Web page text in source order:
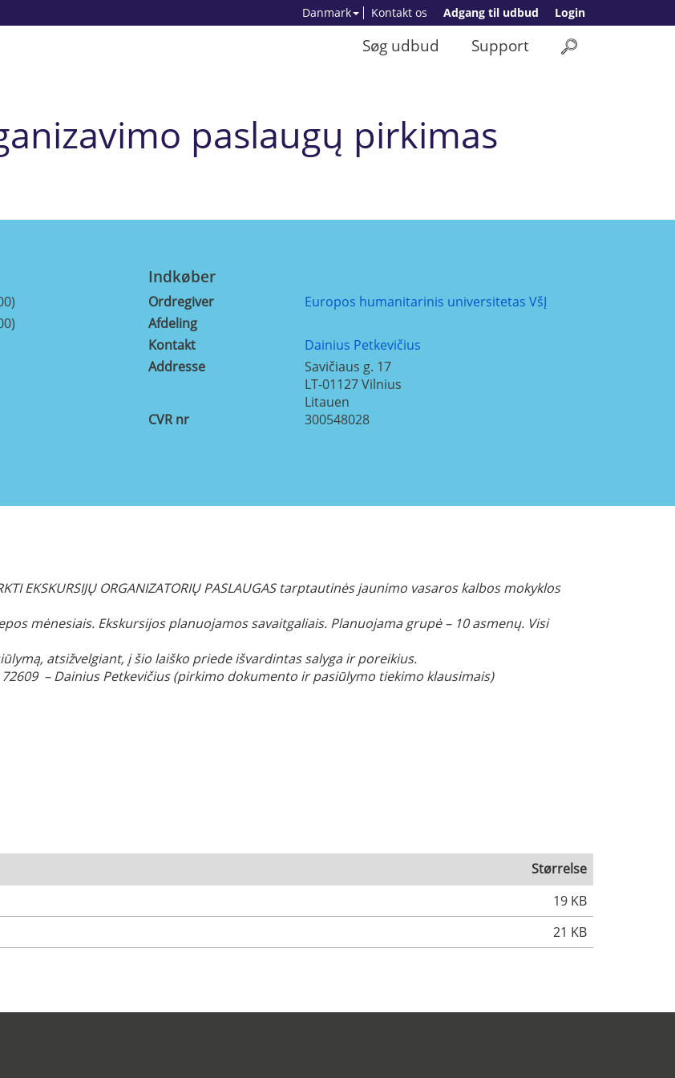
Login
Adgang til udbud
Kontakt os
Danmark
Support
Søg udbud
paslaugų pirkimas
Indkøber
Ordregiver
Europos humanitarinis universitetas VšĮ
Afdeling
Kontakt
Dainius Petkevičius
Addresse
Savičiaus g. 17
LT-01127Vilnius
Litauen
CVR nr
300548028
EKSKURSIJŲ ORGANIZATORIŲ PASLAUGAStarptautinės jaunimo vasaros kalbos mokyklos
mėnesiais. Ekskursijos planuojamos savaitgaliais. Planuojama grupė – 10 asmenų. Visi
atsižvelgiant, į šio laiško priede išvardintas salyga ir poreikius.
– Dainius Petkevičius (pirkimo dokumento ir pasiūlymo tiekimo klausimais)
Størrelse
19 KB
21 KB